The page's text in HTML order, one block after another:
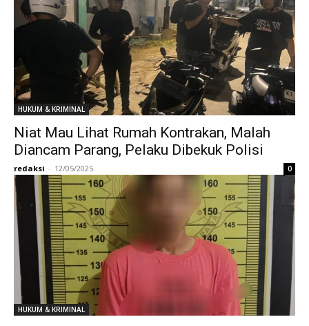
HUKUM & KRIMINAL
Niat Mau Lihat Rumah Kontrakan, Malah
Diancam Parang, Pelaku Dibekuk Polisi
redaksi - 12/05/2025 0
HUKUM & KRIMINAL